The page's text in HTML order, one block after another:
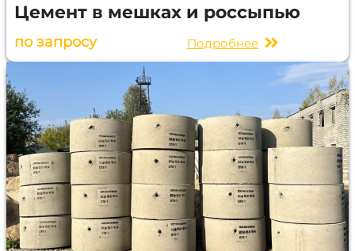
Цемент в мешках и россыпью
по запросу Подробнее